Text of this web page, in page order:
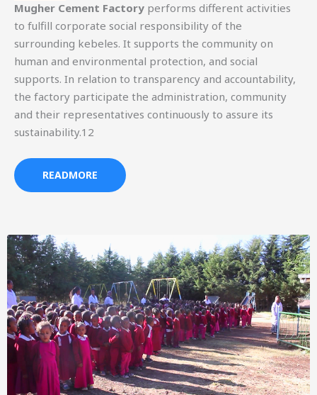
Mugher Cement Factory performs different activities
to fulfill corporate social responsibility of the
surrounding kebeles. It supports the community on
human and environmental protection, and social
supports. In relation to transparency and accountability,
the factory participate the administration, community
and their representatives continuously to assure its
sustainability.12
READMORE